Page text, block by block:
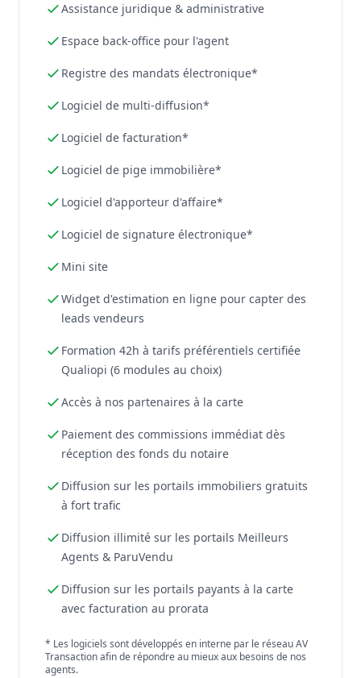
Assistance juridique & administrative
Espace back-office pour l'agent
Registre des mandats électronique*
Logiciel de multi-diffusion*
Logiciel de facturation*
Logiciel de pige immobilière*
Logiciel d'apporteur d'affaire*
Logiciel de signature électronique*
Mini site
Widget d'estimation en ligne pour capter des
leads vendeurs
Formation 42h à tarifs préférentiels certifiée
Qualiopi (6 modules au choix)
Accès à nos partenaires à la carte
Paiement des commissions immédiat dès
réception des fonds du notaire
Diffusion sur les portails immobiliers gratuits
à fort trafic
Diffusion illimité sur les portails Meilleurs
Agents & ParuVendu
Diffusion sur les portails payants à la carte
avec facturation au prorata
* Les logiciels sont développés en interne par le réseau AV
Transaction afin de répondre au mieux aux besoins de nos
agents.